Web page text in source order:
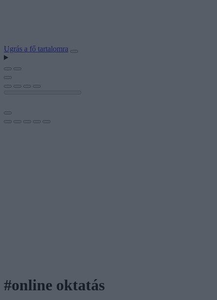
Ugrás a fő tartalomra
#online oktatás